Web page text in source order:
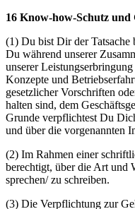
16 Know-how-Schutz und
(1) Du bist Dir der Tatsache
Du während unserer
unserer
Konzepte und
gesetzlicher Vorschriften
halten sind, dem
Grunde verpflichtest Du
und über die vorgenannten
(2) Im Rahmen einer
berechtigt, über die Art und
sprechen/ zu schreiben.
(3) Die Verpflichtung zur